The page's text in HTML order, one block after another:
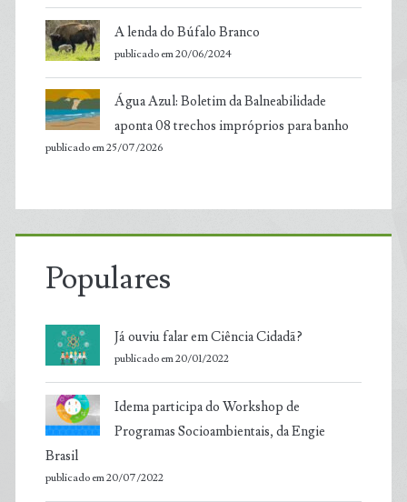
A lenda do Búfalo Branco
publicado em 20/06/2024
Água Azul: Boletim da Balneabilidade
aponta 08 trechos impróprios para banho
publicado em 25/07/2026
Populares
Já ouviu falar em Ciência Cidadã?
publicado em 20/01/2022
Idema participa do Workshop de
Programas Socioambientais, da Engie
Brasil
publicado em 20/07/2022